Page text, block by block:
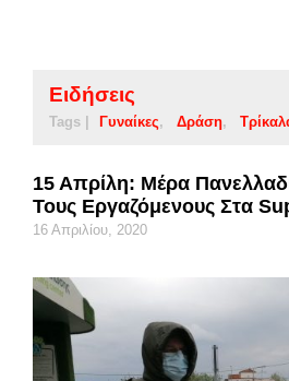
Ειδήσεις
Tags | Γυναίκες Δράση
15 Απρίλη: Μέρα
Τους Εργαζόμενους Στα
16 Απριλίου, 2020